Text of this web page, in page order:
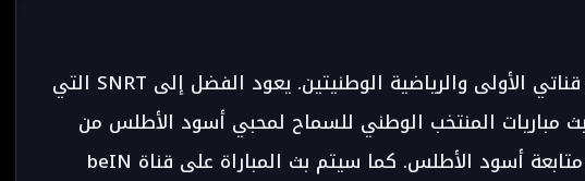
ويذاع لقاء المغرب الغابون على قناتي الأولى والرياضية الوطنيتين. يعود الفضل إلى SNRT التي
المنتخب الوطني للسماح لمحبي أسود الأطلس من
طنجة إلى الكويرة ليتمكنوا من متابعة أسود الأطلس. كما سيتم بث المباراة على قناة beIN